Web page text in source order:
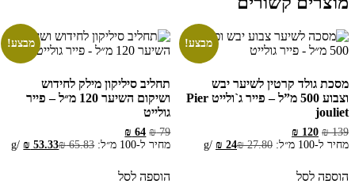
מבצע!
מסכת גולד קרטין לשיער יבש
וצבוע 500 מ”ל – פייר ג`ולייט Pier
jouliet
₪139
המחיר
המקורי
₪ 139.
₪ 120
המחיר
הנוכחי
מחיר ל-100 מ״ל: ₪27.80
₪ 24
/
g
הוספה לסל
מבצע!
תחליב סיליקון מילק לחידוש
ושיקום השיער 120 מ״ל – פייר
גולייט
₪79
המחיר
המקורי
₪ 64
המחיר
הנוכחי
₪ 64.
מחיר ל-100 מ״ל: ₪65.83
₪ 53.33
/
g
הוספה לסל